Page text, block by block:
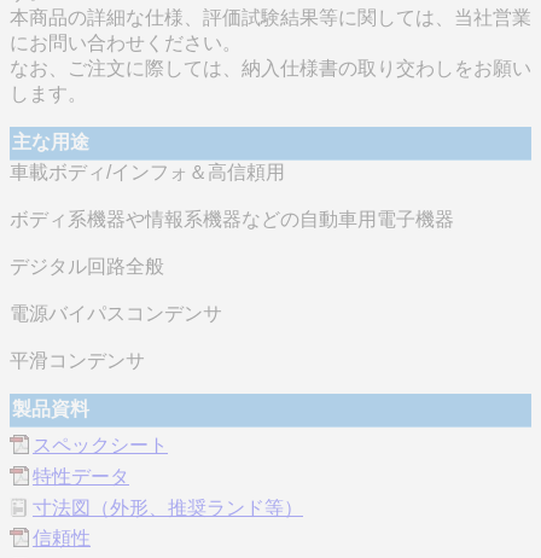
本商品の詳細な仕様、評価試験結果等に関しては、当社営業
にお問い合わせください。
なお、ご注文に際しては、納入仕様書の取り交わしをお願い
します。
主な用途
車載ボディ/インフォ＆高信頼用
ボディ系機器や情報系機器などの自動車用電子機器
デジタル回路全般
電源バイパスコンデンサ
平滑コンデンサ
製品資料
スペックシート
特性データ
寸法図（外形、推奨ランド等）
信頼性